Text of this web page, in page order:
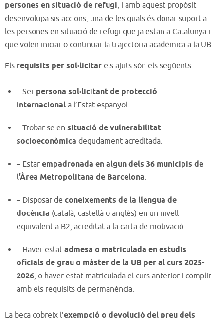
persones en situació de refugi, i amb aquest propòsit
desenvolupa sis accions, una de les quals és donar suport a
les persones en situació de refugi que ja estan a Catalunya i
que volen iniciar o continuar la trajectòria acadèmica a la UB.
Els requisits per sol·licitar els ajuts són els següents:
– Ser persona sol·licitant de protecció
internacional a l’Estat espanyol.
– Trobar-se ensituació de vulnerabilitat
socioeconòmica degudament acreditada.
– Estarempadronada en algun dels 36 municipis de
l’Àrea Metropolitana de Barcelona.
– Disposar deconeixements de la llengua de
docència (català, castellà o anglès) en un nivell
equivalent a B2, acreditat a la carta de motivació.
– Haver estatadmesa o matriculada en estudis
oficials de grau o màster de la UB per al curs 2025-
2026, o haver estat matriculada el curs anterior i complir
amb els requisits de permanència.
La beca cobreix l’exempció o devolució del preu dels